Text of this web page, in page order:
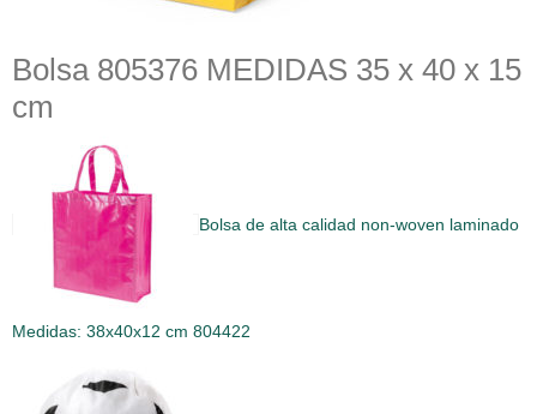
Bolsa 805376 MEDIDAS 35 x 40 x 15
cm
Bolsa de alta calidad non-woven laminado
Medidas: 38x40x12 cm 804422